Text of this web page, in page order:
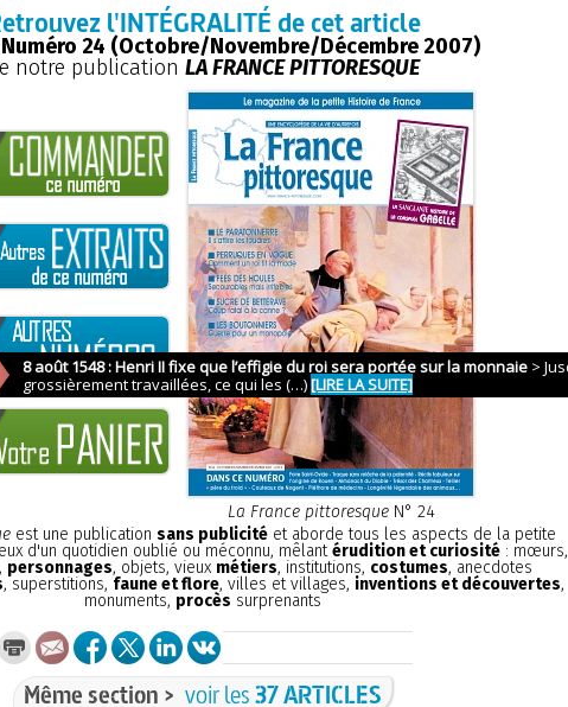
l'INTÉGRALITÉ de cet article
Numéro 24 (Octobre/Novembre/Décembre 2007)
notre publication LA FRANCE PITTORESQUE
La France pittoresqueN° 24
est une publication sans publicité et aborde tous les aspects de la petite
d'un quotidien oublié ou méconnu, mêlantérudition et curiosité : mœurs,
personnages, objets, vieux métiers, institutions, costumes, anecdotes
, superstitions, faune et flore, villes et villages, inventions et découvertes,
monuments, procès surprenants
Même section > voir les37 ARTICLES